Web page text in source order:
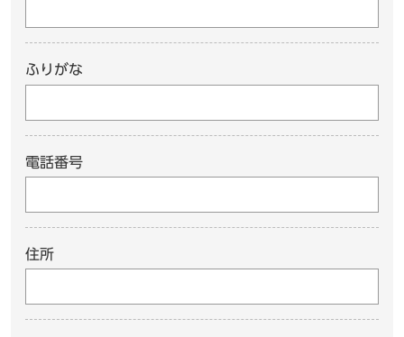
ふりがな
電話番号
住所